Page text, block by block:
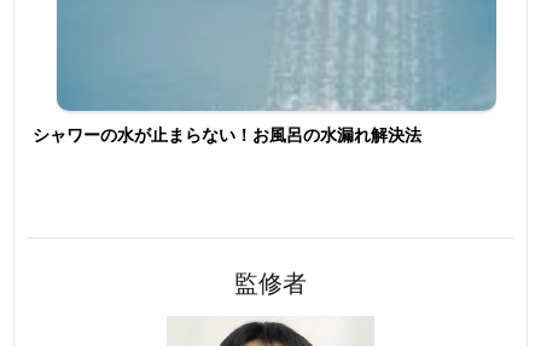
シャワーの水が止まらない！お風呂の水漏れ解決法
監修者